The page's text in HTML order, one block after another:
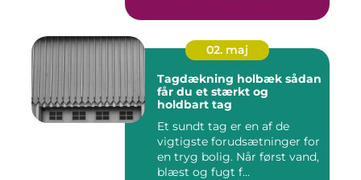
02. maj
Tagdækning holbæk sådan
får du et stærkt og
holdbart tag
Et sundt tag er en af de
vigtigste forudsætninger for
en tryg bolig. Når først vand,
blæst og fugt f...